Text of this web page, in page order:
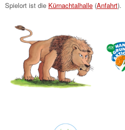
Spielort ist die Kürnachtalhalle (Anfahrt).